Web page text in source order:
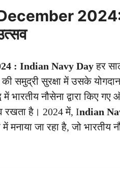
2024
: Indian Navy Dayहर
समुद्री सुरक्षा में उसके
भारतीय नौसेना द्वारा किए
रखता है। 2024 में, Indian
जा रहा है, जो भारतीय